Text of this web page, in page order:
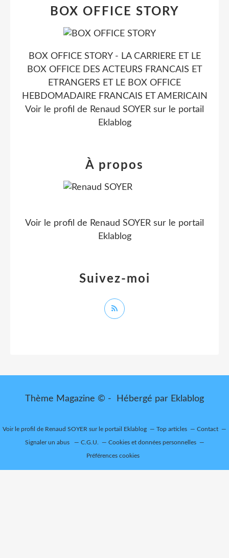
BOX OFFICE STORY
BOX OFFICE STORY - LA CARRIERE ET LE
BOX OFFICE DES ACTEURS FRANCAIS ET
ETRANGERS ET LE BOX OFFICE
HEBDOMADAIRE FRANCAIS ET AMERICAIN
Voir le profil de Renaud SOYER sur le portail
Eklablog
Suivez-moi
À propos
Voir le profil de Renaud SOYER sur le portail
Eklablog
Thème Magazine © - Hébergé par Eklablog
Voir le profil de Renaud SOYER sur le portail Eklablog Top articles Contact
Signaler un abus C.G.U. Cookies et données personnelles
Préférences cookies